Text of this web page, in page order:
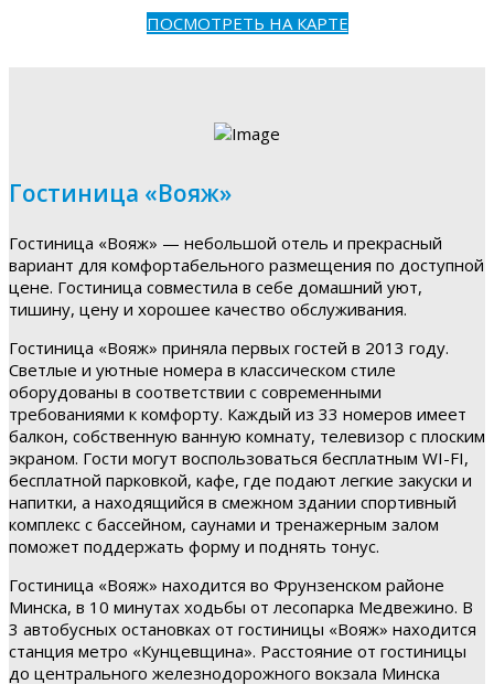
ПОСМОТРЕТЬ НА КАРТЕ
Гостиница «Вояж»
Гостиница «Вояж» — небольшой отель и прекрасный
вариант для комфортабельного размещения по доступной
цене. Гостиница совместила в себе домашний уют,
тишину, цену и хорошее качество обслуживания.
Гостиница «Вояж» приняла первых гостей в 2013 году.
Светлые и уютные номера в классическом стиле
оборудованы в соответствии с современными
требованиями к комфорту. Каждый из 33 номеров имеет
балкон, собственную ванную комнату, телевизор с плоским
экраном. Гости могут воспользоваться бесплатным WI-FI,
бесплатной парковкой, кафе, где подают легкие закуски и
напитки, а находящийся в смежном здании спортивный
комплекс с бассейном, саунами и тренажерным залом
поможет поддержать форму и поднять тонус.
Гостиница «Вояж» находится во Фрунзенском районе
Минска, в 10 минутах ходьбы от лесопарка Медвежино. В
3 автобусных остановках от гостиницы «Вояж» находится
станция метро «Кунцевщина». Расстояние от гостиницы
до центрального железнодорожного вокзала Минска